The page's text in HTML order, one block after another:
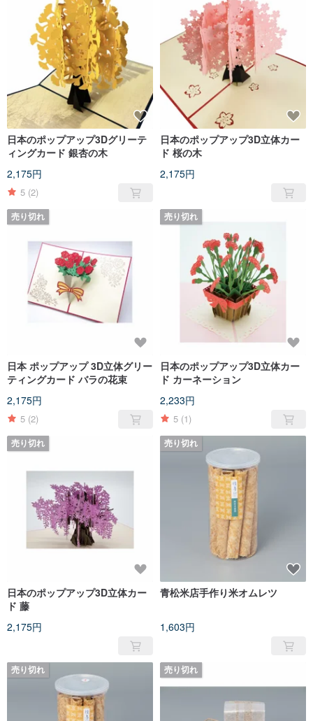
日本のポップアップ3Dグリーテ
ィングカード 銀杏の木
2,175円
5 (2)
日本のポップアップ3D立体カー
ド 桜の木
2,175円
売り切れ
日本 ポップアップ 3D立体グリー
ティングカード バラの花束
2,175円
5 (2)
売り切れ
日本のポップアップ3D立体カー
ド カーネーション
2,233円
5 (1)
売り切れ
日本のポップアップ3D立体カー
ド 藤
2,175円
売り切れ
青松米店手作り米オムレツ
1,603円
売り切れ 売り切れ